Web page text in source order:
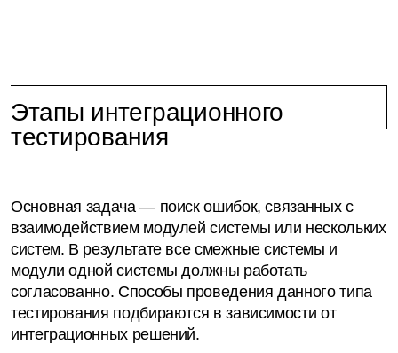
Этапы интеграционного
тестирования
Основная задача — поиск ошибок, связанных с
взаимодействием модулей системы или нескольких
систем. В результате все смежные системы и
модули одной системы должны работать
согласованно. Способы проведения данного типа
тестирования подбираются в зависимости от
интеграционных решений.